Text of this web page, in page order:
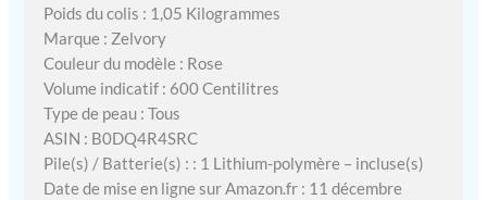
Poids du colis : 1,05 Kilogrammes
Marque : Zelvory
Couleur du modèle : Rose
Volume indicatif : 600 Centilitres
Type de peau : Tous
ASIN : B0DQ4R4SRC
Pile(s) / Batterie(s) : : 1 Lithium-polymère – incluse(s)
Date de mise en ligne sur Amazon.fr : 11 décembre